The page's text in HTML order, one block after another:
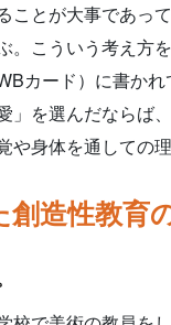
ことが大事であっ
こういう考え方
カード）に書か
を選んだならば
身体を通しての
造性教育